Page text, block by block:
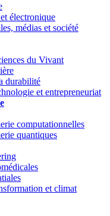
électronique
médias et société
du Vivant
durabilité
et entrepreneuriat
computationnelles
quantiques
et climat